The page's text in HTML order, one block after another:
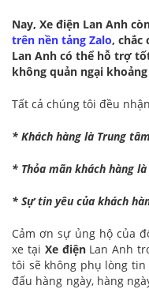
Nay, Xe điện Lan Anh
trên nền tảng Zalo, chắc
Lan Anh có thể hỗ trợ
không quản ngại
Tất cả chúng tôi đều
* Khách hàng là Trung
* Thỏa mãn khách hàng
* Sự tin yêu của khách
Cảm ơn sự ủng hộ của
xe tại Xe điệnLan Anh
tôi sẽ không phụ lòng tin
đấu hàng ngày, hàng